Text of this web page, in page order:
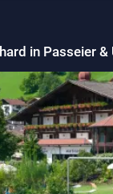
in Passeier &